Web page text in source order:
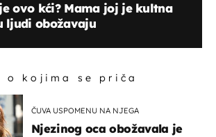
ovo kći? Mama joj je kultna
ljudi obožavaju
kojima se priča
ČUVA USPOMENU NA NJEGA
Njezinog oca obožavala je